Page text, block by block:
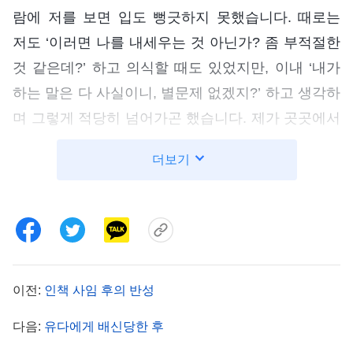
람에 저를 보면 입도 뻥긋하지 못했습니다. 때로는
저도 ‘이러면 나를 내세우는 것 아닌가? 좀 부적절한
것 같은데?’ 하고 의식할 때도 있었지만, 이내 ‘내가
하는 말은 다 사실이니, 별문제 없겠지?’ 하고 생각하
며 그렇게 적당히 넘어가곤 했습니다. 제가 곳곳에서
경을 마련하셔서 저를 드러내셨습니다.
하나를 받았습니다. 그런데 촬영 일정이 앞당겨져 제
으로 이렇게 생각했습니다. ‘대화 표현은 내 전문이
럼 사람들이 나를 다시 보겠지. 더군다나 최근에 찍
더보기
이전: 인책 사임 후의 반성
다음: 유다에게 배신당한 후